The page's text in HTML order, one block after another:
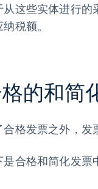
从这些实体进行的
税额。
的和简
合格发票之外，发
是合格和简化发票